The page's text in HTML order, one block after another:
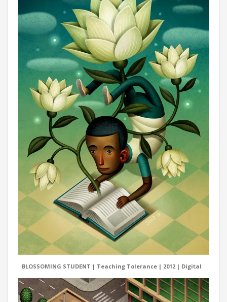
BLOSSOMING STUDENT | Teaching Tolerance | 2012 | Digital